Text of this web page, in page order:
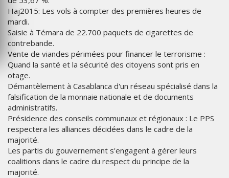
Haj2015: Les vols à compter des premières heures de
mardi.
Saisie à Témara de 22.700 paquets de cigarettes de
contrebande.
Vente de viandes périmées pour financer le terrorisme :
Quand la santé et la sécurité des citoyens sont pris en
otage.
Démantèlement à Casablanca d'un réseau spécialisé dans la
falsification de la monnaie nationale et de documents
administratifs.
Présidence des conseils communaux et régionaux : Le PPS
respectera les alliances décidées dans le cadre de la
majorité.
Les partis du gouvernement s'engagent à gérer leurs
coalitions dans le cadre du respect du principe de la
majorité.